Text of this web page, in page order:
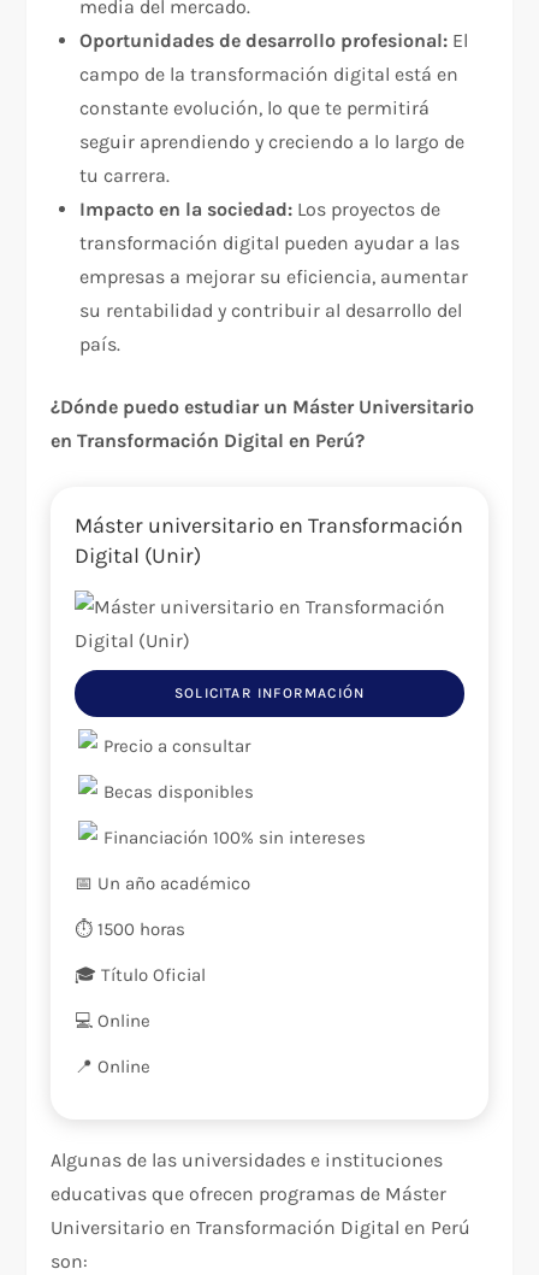
media del mercado.
Oportunidades de desarrollo profesional: El
campo de la transformación digital está en
constante evolución, lo que te permitirá
seguir aprendiendo y creciendo a lo largo de
tu carrera.
Impacto en la sociedad: Los proyectos de
transformación digital pueden ayudar a las
empresas a mejorar su eficiencia, aumentar
su rentabilidad y contribuir al desarrollo del
país.
¿Dónde puedo estudiar un Máster Universitario
en Transformación Digital en Perú?
Máster universitario en Transformación
Digital (Unir)
Precio a consultar
Becas disponibles
Financiación 100% sin intereses
📅 Un año académico
⏱️ 1500 horas
🎓 Título Oficial
💻 Online
📍️ Online
SOLICITAR INFORMACIÓN
Algunas de las universidades e instituciones
educativas que ofrecen programas de Máster
Universitario en Transformación Digital en Perú
son: